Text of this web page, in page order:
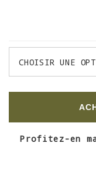
Profitez-en